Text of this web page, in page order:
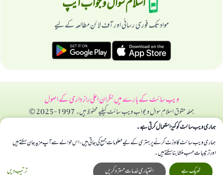
اسلام سوال و جواب ایپ
مواد تک فوری رسائی اور آف لائن مطالعہ کے لیے
ویب سائٹ کے بارے میںنگران اعلیراز داری کے اصول
جملہ حقوق اسلام سوال و جواب ویب سائٹ کیلیے محفوظ ہیں۔ 1997-2025 ©
ہماری ویب سائٹ کوکیز استعمال کرتی ہے۔
ہماری ویب سائٹ کا وزٹ کرنے پر بہتری کے لیے معلومات جمع کی جاتی ہیں، اس حوالے سے آپ مزید جان سکتے ہیں
اور ترتیبات حسب منشا بنا سکتے ہیں۔
ترتیب دیں
اختیاری خدمات مسترد کریں ٹھیک ہے